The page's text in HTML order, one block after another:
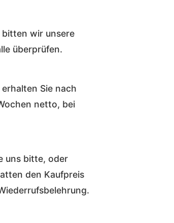
bitten wir unsere
überprüfen.
Sie nach
netto, bei
uns bitte, oder
den Kaufpreis